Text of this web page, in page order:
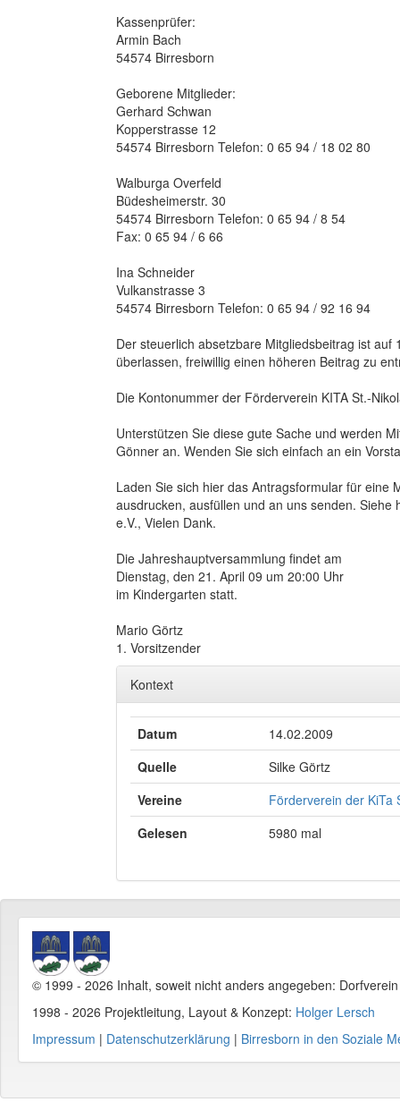
Kassenprüfer:
Armin Bach
54574 Birresborn
Geborene Mitglieder:
Gerhard Schwan
Kopperstrasse 12
54574 Birresborn Telefon: 0 65 94 / 18 02 80
Walburga Overfeld
Büdesheimerstr. 30
54574 Birresborn Telefon: 0 65 94 / 8 54
Fax: 0 65 94 / 6 66
Ina Schneider
Vulkanstrasse 3
54574 Birresborn Telefon: 0 65 94 / 92 16 94
Der steuerlich absetzbare Mitgliedsbeitrag ist
überlassen, freiwillig einen höheren Beitrag zu
Die Kontonummer der Förderverein KITA St.-
Unterstützen Sie diese gute Sache und werden
Gönner an. Wenden Sie sich einfach an ein
Laden Sie sich hier das Antragsformular für eine
ausdrucken, ausfüllen und an uns senden. Siehe
e.V., Vielen Dank.
Die Jahreshauptversammlung findet am
Dienstag, den 21. April 09 um 20:00 Uhr
im Kindergarten statt.
Mario Görtz
1. Vorsitzender
Kontext
Datum
14.02.2009
Quelle
Silke Görtz
Vereine
Förderverein der KiTa
Gelesen
5980 mal
© 1999 - 2026 Inhalt, soweit nicht anders angegeben:
1998 - 2026 Projektleitung, Layout & Konzept: Holger Lersch
Impressum | Datenschutzerklärung | Birresborn in den Soziale